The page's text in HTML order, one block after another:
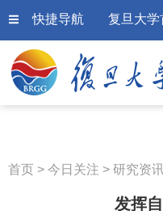
快捷导航 复旦大学
首页 > 今日关注 > 研究资
发挥